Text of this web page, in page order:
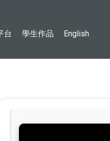
台 學生作品 English